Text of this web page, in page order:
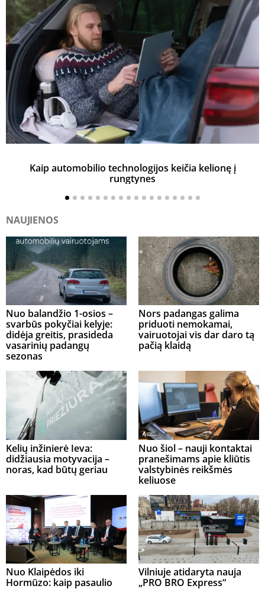
Kaip automobilio technologijos keičia kelionę į
rungtynes
NAUJIENOS
Nuo balandžio 1-osios –
svarbūs pokyčiai kelyje:
didėja greitis, prasideda
vasarinių padangų
sezonas
Nors padangas galima
priduoti nemokamai,
vairuotojai vis dar daro tą
pačią klaidą
Kelių inžinierė Ieva:
didžiausia motyvacija –
noras, kad būtų geriau
Nuo šiol – nauji kontaktai
pranešimams apie kliūtis
valstybinės reikšmės
keliuose
Nuo Klaipėdos iki
Hormūzo: kaip pasaulio
Vilniuje atidaryta nauja
„PRO BRO Express“